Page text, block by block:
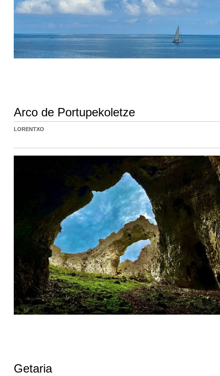
Arco de Portupekoletze
LORENTXO
Getaria